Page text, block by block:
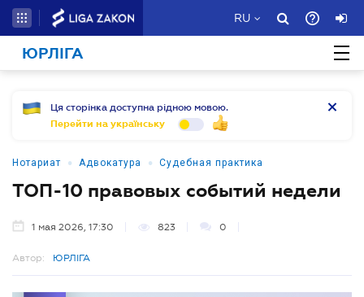
RU
ЮРЛІГА
Ця сторінка доступна рідною мовою.
Перейти на українську
Нотариат • Адвокатура • Судебная практика
ТОП-10 правовых событий недели
1 мая 2026, 17:30 823 0
Автор: ЮРЛІГА